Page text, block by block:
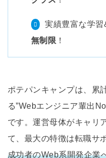
実績豊富な学
無制限 ！
ポテパンキャンプは、累
る”Webエンジニア輩出
です。運営母体がキャリ
て、最大の特徴は転職サ
成功者のWeb系開発企業